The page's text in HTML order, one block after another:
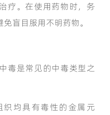
疗。在使用药物时，务
盲目服用不明药物。
是常见的中毒类型之
均具有毒性的金属元